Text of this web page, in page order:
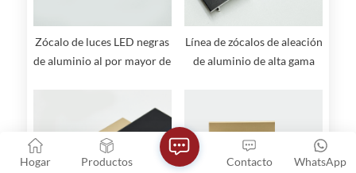
Zócalo de luces LED negras
de aluminio al por mayor de
Línea de zócalos de aleación
de aluminio de alta gama
Hogar Productos WhatsApp
Contacto